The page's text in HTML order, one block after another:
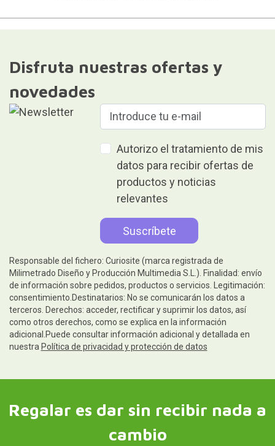
Disfruta nuestras ofertas y
novedades
Autorizo el tratamiento de mis
datos para recibir ofertas de
productos y noticias
relevantes
Responsable del fichero: Curiosite (marca registrada de
Milimetrado Diseño y Producción Multimedia S.L.). Finalidad: envío
de información sobre pedidos, productos o servicios. Legitimación:
consentimiento.Destinatarios: No se comunicarán los datos a
terceros. Derechos: acceder, rectificar y suprimir los datos, así
como otros derechos, como se explica en la información
adicional.Puede consultar información adicional y detallada en
nuestra Política de privacidad y protección de datos
Regalar es dar sin recibir nada a
cambio